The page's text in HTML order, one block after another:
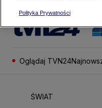
Oglądaj TVN24
ŚWIAT
Polityka Prywatności